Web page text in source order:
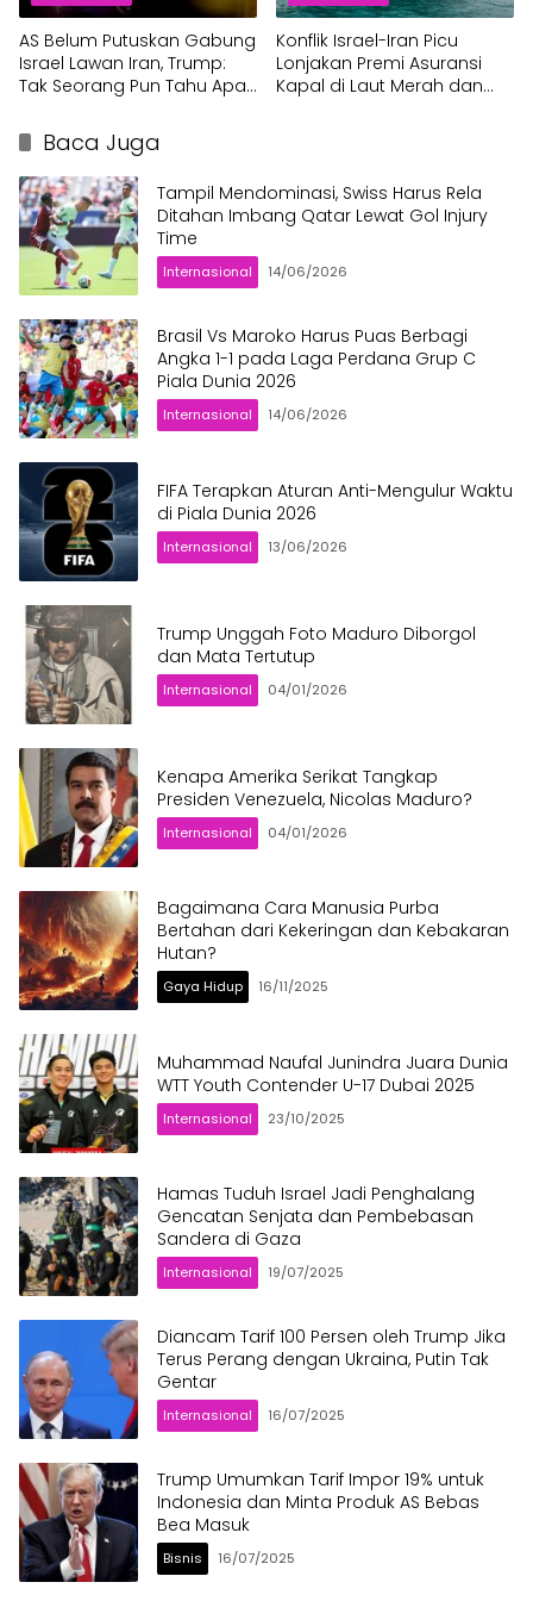
AS Belum Putuskan Gabung
Israel Lawan Iran, Trump:
Tak Seorang Pun Tahu Apa
Konflik Israel-Iran Picu
Lonjakan Premi Asuransi
Kapal di Laut Merah dan
Baca Juga
Tampil Mendominasi, Swiss Harus Rela
Ditahan Imbang Qatar Lewat Gol Injury
Time
Internasional 14/06/2026
Brasil Vs Maroko Harus Puas Berbagi
Angka 1-1 pada Laga Perdana Grup C
Piala Dunia 2026
Internasional 14/06/2026
FIFA Terapkan Aturan Anti-Mengulur Waktu
di Piala Dunia 2026
Internasional 13/06/2026
Trump Unggah Foto Maduro Diborgol
dan Mata Tertutup
Internasional 04/01/2026
Kenapa Amerika Serikat Tangkap
Presiden Venezuela, Nicolas Maduro?
Internasional 04/01/2026
Bagaimana Cara Manusia Purba
Bertahan dari Kekeringan dan Kebakaran
Hutan?
Gaya Hidup 16/11/2025
Muhammad Naufal Junindra Juara Dunia
WTT Youth Contender U-17 Dubai 2025
Internasional 23/10/2025
Hamas Tuduh Israel Jadi Penghalang
Gencatan Senjata dan Pembebasan
Sandera di Gaza
Internasional 19/07/2025
Diancam Tarif 100 Persen oleh Trump Jika
Terus Perang dengan Ukraina, Putin Tak
Gentar
Internasional 16/07/2025
Trump Umumkan Tarif Impor 19% untuk
Indonesia dan Minta Produk AS Bebas
Bea Masuk
Bisnis 16/07/2025